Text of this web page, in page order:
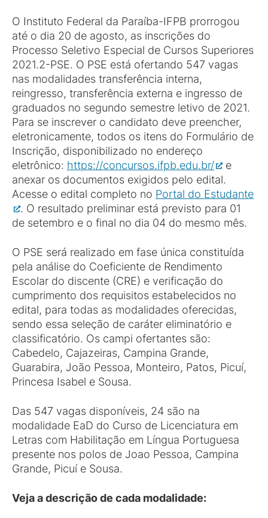
O Instituto Federal da Paraíba-IFPB prorrogou
até o dia 20 de agosto, as inscrições do
Processo Seletivo Especial de Cursos Superiores
2021.2-PSE. O PSE está ofertando 547 vagas
nas modalidades transferência interna,
reingresso, transferência externa e ingresso de
graduados no segundo semestre letivo de 2021.
Para se inscrever o candidato deve preencher,
eletronicamente, todos os itens do Formulário de
Inscrição, disponibilizado no endereço
eletrônico: https://concursos.ifpb.edu.br/
e
anexar os documentos exigidos pelo edital.
Acesse o edital completo no Portal do Estudante
. O resultado preliminar está previsto para 01
de setembro e o final no dia 04 do mesmo mês.
O PSE será realizado em fase única constituída
pela análise do Coeficiente de Rendimento
Escolar do discente (CRE) e verificação do
cumprimento dos requisitos estabelecidos no
edital, para todas as modalidades oferecidas,
sendo essa seleção de caráter eliminatório e
classificatório. Os campi ofertantes são:
Cabedelo, Cajazeiras, Campina Grande,
Guarabira, João Pessoa, Monteiro, Patos, Picuí,
Princesa Isabel e Sousa.
Das 547 vagas disponíveis, 24 são na
modalidade EaD do Curso de Licenciatura em
Letras com Habilitação em Língua Portuguesa
presente nos polos de Joao Pessoa, Campina
Grande, Picuí e Sousa.
Veja a descrição de cada modalidade: